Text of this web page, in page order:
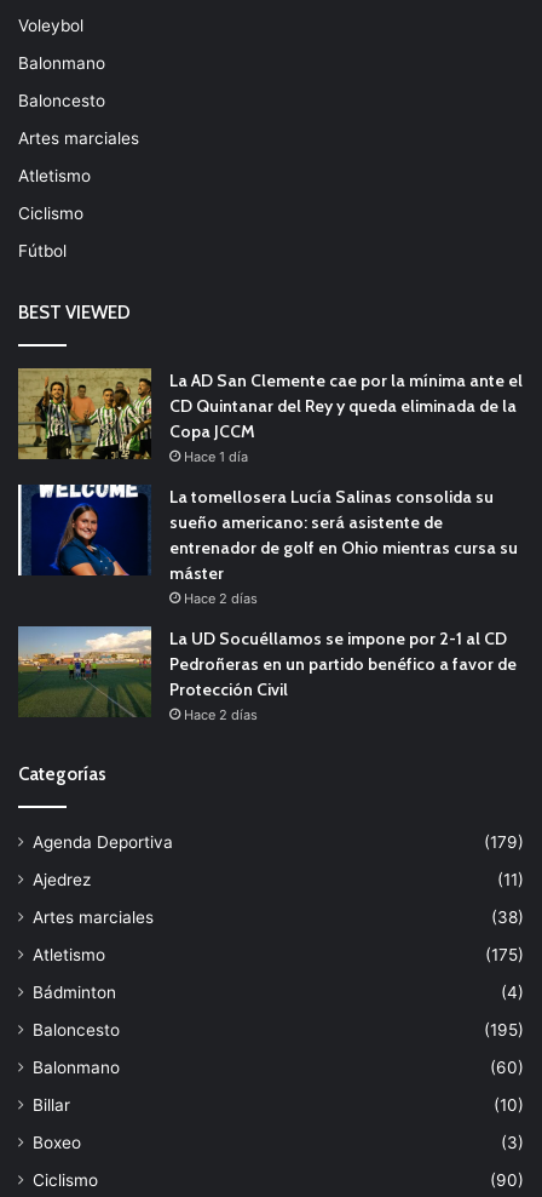
Voleybol
Balonmano
Baloncesto
Artes marciales
Atletismo
Ciclismo
Fútbol
BEST VIEWED
La AD San Clemente cae por la mínima ante el
CD Quintanar del Rey y queda eliminada de la
Copa JCCM
Hace 1 día
La tomellosera Lucía Salinas consolida su
sueño americano: será asistente de
entrenador de golf en Ohio mientras cursa su
máster
Hace 2 días
La UD Socuéllamos se impone por 2-1 al CD
Pedroñeras en un partido benéfico a favor de
Protección Civil
Hace 2 días
Categorías
Agenda Deportiva
(179)
Ajedrez
(11)
Artes marciales
(38)
Atletismo
(175)
Bádminton
(4)
Baloncesto
(195)
Balonmano
(60)
Billar
(10)
Boxeo
(3)
Ciclismo
(90)